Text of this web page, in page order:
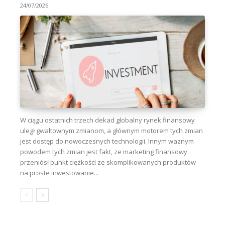
24/07/2026
W ciągu ostatnich trzech dekad globalny rynek finansowy
uległ gwałtownym zmianom, a głównym motorem tych zmian
jest dostęp do nowoczesnych technologii. Innym ważnym
powodem tych zmian jest fakt, że marketing finansowy
przeniósł punkt ciężkości ze skomplikowanych produktów
na proste inwestowanie...